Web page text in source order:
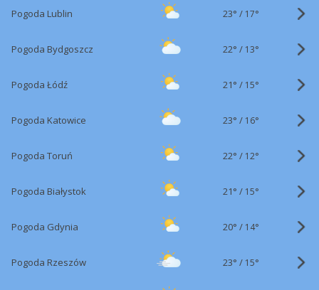
Pogoda Lublin 23° / 17°
Pogoda Bydgoszcz 22° / 13°
Pogoda Łódź 21° / 15°
Pogoda Katowice 23° / 16°
Pogoda Toruń 22° / 12°
Pogoda Białystok 21° / 15°
Pogoda Gdynia 20° / 14°
Pogoda Rzeszów 23° / 15°